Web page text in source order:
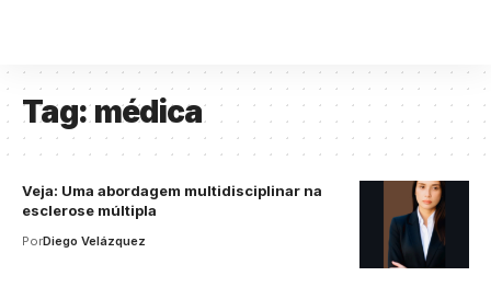
Tag:médica
Veja: Uma abordagem multidisciplinar na
esclerose múltipla
PorDiego Velázquez